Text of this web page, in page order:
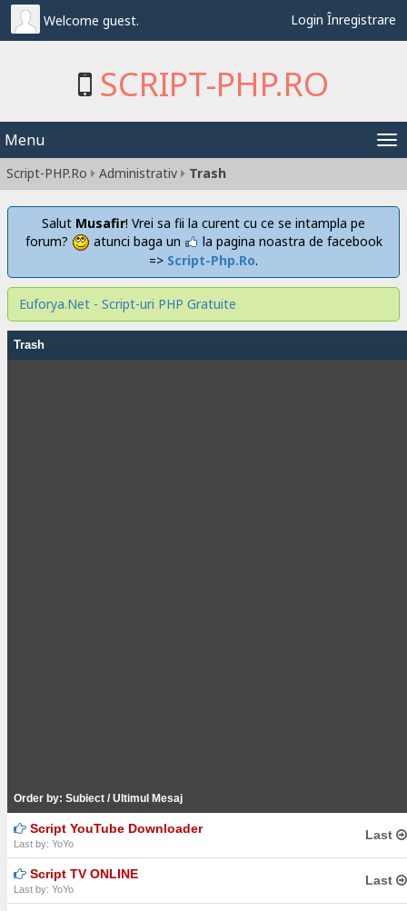
Welcome guest. Login Înregistrare
SCRIPT-PHP.RO
Menu
Script-PHP.Ro Administrativ Trash
Salut Musafir! Vrei sa fii la curent cu ce se intampla pe
forum?
atunci baga un
la pagina noastra de facebook
=> Script-Php.Ro.
Euforya.Net - Script-uri PHP Gratuite
Trash
Order by: Subiect / Ultimul Mesaj
Script YouTube Downloader
Last by: YoYo
Last
Script TV ONLINE
Last by: YoYo
Last